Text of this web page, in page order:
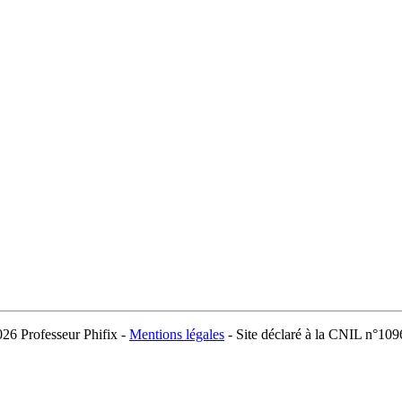
Professeur Phifix - Mentions légales - Site déclaré à la CNIL